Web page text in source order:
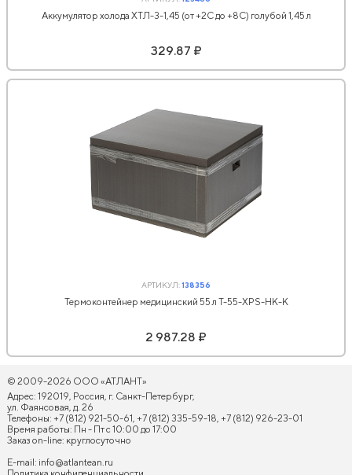
Аккумулятор холода ХТЛ-3-1,45 (от +2С до +8С) голубой 1,45 л
329.87 ₽
АРТИКУЛ:138356
Термоконтейнер медицинский 55 л Т-55-XPS-НК-К
2 987.28 ₽
© 2009-2026 ООО «АТЛАНТ»
Адрес: 192019, Россия, г. Санкт-Петербург,
ул. Фаянсовая, д. 26
Телефоны: +7 (812) 921-50-61, +7 (812) 335-59-18, +7 (812) 926-23-01
Время работы: Пн - Пт с 10:00 до 17:00
Заказ on-line: круглосуточно
E-mail: info@atlantean.ru